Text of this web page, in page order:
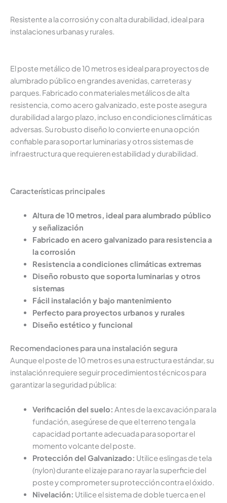
Resistente a la corrosión y con alta durabilidad, ideal para
instalaciones urbanas y rurales.
El poste metálico de 10 metros es ideal para proyectos de
alumbrado público en grandes avenidas, carreteras y
parques. Fabricado con materiales metálicos de alta
resistencia, como acero galvanizado, este poste asegura
durabilidad a largo plazo, incluso en condiciones climáticas
adversas. Su robusto diseño lo convierte en una opción
confiable para soportar luminarias y otros sistemas de
infraestructura que requieren estabilidad y durabilidad.
Características principales
Altura de 10 metros, ideal para alumbrado público
y señalización
Fabricado en acero galvanizado para resistencia a
la corrosión
Resistencia a condiciones climáticas extremas
Diseño robusto que soporta luminarias y otros
sistemas
Fácil instalación y bajo mantenimiento
Perfecto para proyectos urbanos y rurales
Diseño estético y funcional
Recomendaciones para una instalación segura
Aunque el poste de 10 metros es una estructura estándar, su
instalación requiere seguir procedimientos técnicos para
garantizar la seguridad pública:
Verificación del suelo: Antes de la excavación para la
fundación, asegúrese de que el terreno tenga la
capacidad portante adecuada para soportar el
momento volcante del poste.
Protección del Galvanizado: Utilice eslingas de tela
(nylon) durante el izaje para no rayar la superficie del
poste y comprometer su protección contra el óxido.
Nivelación: Utilice el sistema de doble tuerca en el